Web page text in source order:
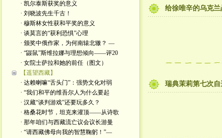
· 凯尔泰斯获奖的意义
· 刘晓波先生千古！
· 穆斯林女性获和平奖的意义
· 谈莫言的“获利恐惧”心理
· 颁奖中俄作家，为何南辕北辙？ —
· “鼹鼠”斯维拉娜与理想倾向——评20
· 女院士萨拉和她的前任（图文）
【遥望西藏】
· 达赖喇嘛“舌头门”：强势文化对弱
· “我们和平的维吾尔人为什么要起
· 汉藏“谈判游戏”还要玩多久？
· 格桑花时节，坦克来灌顶——从诗歌
· 那年咱们与西藏流亡议会议长游曼
· “请西藏佛母向我的智慧鞠躬！”—
给徐唯辛的乌克
瑞典茉莉第七次